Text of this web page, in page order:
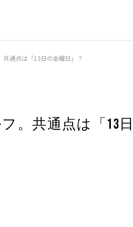
共通点は「13日の金曜日」？
。共通点は「13